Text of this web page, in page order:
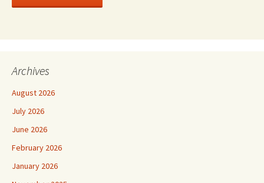
Archives
August 2026
July 2026
June 2026
February 2026
January 2026